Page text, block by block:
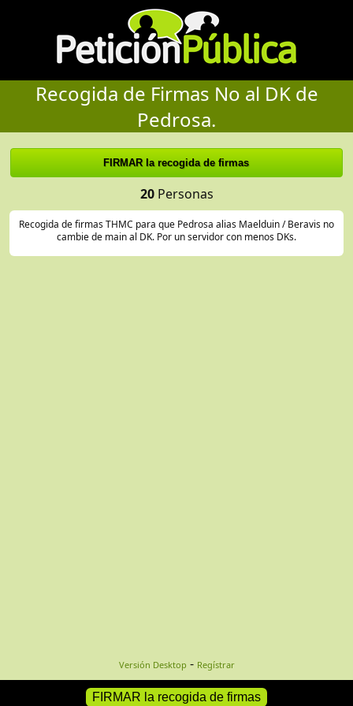
Recogida de Firmas No al DK de
Pedrosa.
20Personas
Recogida de firmas THMC para que Pedrosa alias Maelduin / Beravis no
cambie de main al DK. Por un servidor con menos DKs.
Versión Desktop - Regístrar